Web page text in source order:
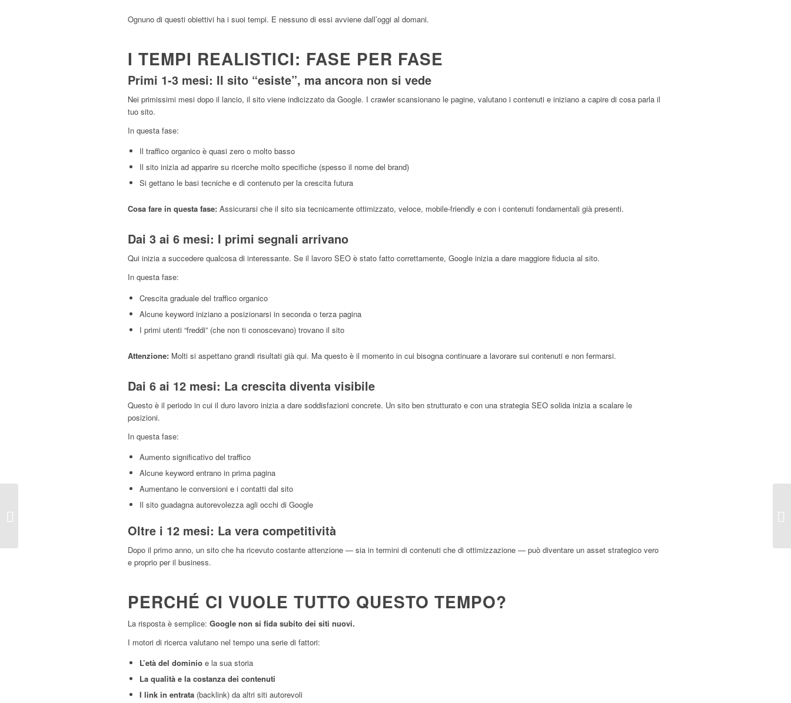
Ognuno di questi obiettivi ha i suoi tempi. E nessuno di essi avviene dall’oggi al domani.
I TEMPI REALISTICI: FASE PER FASE
Primi 1-3 mesi: Il sito “esiste”, ma ancora non si vede
Nei primissimi mesi dopo il lancio, il sito viene indicizzato da Google. I crawler scansionano le pagine, valutano i contenuti e iniziano a capire di cosa parla il
tuo sito.
In questa fase:
Il traffico organico è quasi zero o molto basso
Il sito inizia ad apparire su ricerche molto specifiche (spesso il nome del brand)
Si gettano le basi tecniche e di contenuto per la crescita futura
Cosa fare in questa fase: Assicurarsi che il sito sia tecnicamente ottimizzato, veloce, mobile-friendly e con i contenuti fondamentali già presenti.
Dai 3 ai 6 mesi: I primi segnali arrivano
Qui inizia a succedere qualcosa di interessante. Se il lavoro SEO è stato fatto correttamente, Google inizia a dare maggiore fiducia al sito.
In questa fase:
Crescita graduale del traffico organico
Alcune keyword iniziano a posizionarsi in seconda o terza pagina
I primi utenti “freddi” (che non ti conoscevano) trovano il sito
Attenzione: Molti si aspettano grandi risultati già qui. Ma questo è il momento in cui bisogna continuare a lavorare sui contenuti e non fermarsi.
Dai 6 ai 12 mesi: La crescita diventa visibile
Questo è il periodo in cui il duro lavoro inizia a dare soddisfazioni concrete. Un sito ben strutturato e con una strategia SEO solida inizia a scalare le
posizioni.
In questa fase:
Aumento significativo del traffico
Alcune keyword entrano in prima pagina
Aumentano le conversioni e i contatti dal sito
Il sito guadagna autorevolezza agli occhi di Google
Oltre i 12 mesi: La vera competitività
Dopo il primo anno, un sito che ha ricevuto costante attenzione — sia in termini di contenuti che di ottimizzazione — può diventare un asset strategico vero
e proprio per il business.
PERCHÉ CI VUOLE TUTTO QUESTO TEMPO?
La risposta è semplice: Google non si fida subito dei siti nuovi.
I motori di ricerca valutano nel tempo una serie di fattori:
L’età del dominio e la sua storia
La qualità e la costanza dei contenuti
I link in entrata (backlink) da altri siti autorevoli